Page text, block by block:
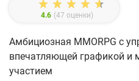
4.6 (47 оценки)
Амбициозная MMORPG с
впечатляющей графикой
участием